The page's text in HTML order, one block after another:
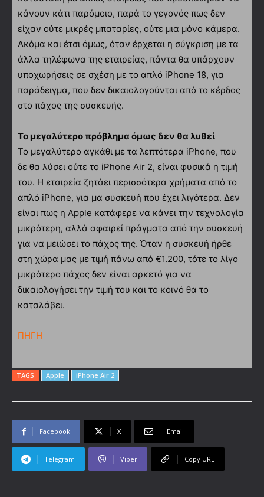
κάνουν κάτι παρόμοιο, παρά το γεγονός πως δεν
είχαν ούτε μικρές μπαταρίες, ούτε μια μόνο κάμερα.
Ακόμα και έτσι όμως, όταν έρχεται η σύγκριση με τα
άλλα τηλέφωνα της εταιρείας, πάντα θα υπάρχουν
υποχωρήσεις σε σχέση με το απλό iPhone 18, για
παράδειγμα, που δεν δικαιολογούνται από το κέρδος
στο πάχος της συσκευής.
Το μεγαλύτερο πρόβλημα όμως δεν θα λυθεί
Το μεγαλύτερο αγκάθι με τα λεπτότερα iPhone, που
δε θα λύσει ούτε το iPhone Air 2, είναι φυσικά η τιμή
του. Η εταιρεία ζητάει περισσότερα χρήματα από το
απλό iPhone, για μα συσκευή που έχει λιγότερα. Δεν
είναι πως η Apple κατάφερε να κάνει την τεχνολογία
μικρότερη, αλλά αφαιρεί πράγματα από την συσκευή
για να μειώσει το πάχος της. Όταν η συσκευή ήρθε
στη χώρα μας με τιμή πάνω από €1.200, τότε το λίγο
μικρότερο πάχος δεν είναι αρκετό για να
δικαιολογήσει την τιμή του και το κοινό θα το
καταλάβει.
ΠΗΓΗ
TAGS Apple iPhone Air 2
Facebook X Email
Telegram Viber Copy URL